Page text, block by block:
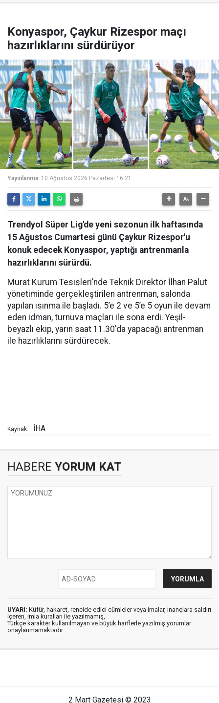
Konyaspor, Çaykur Rizespor maçı
hazırlıklarını sürdürüyor
Yayınlanma: 10 Ağustos 2026 Pazartesi 16:21
Trendyol Süper Lig'de yeni sezonun ilk haftasında
15 Ağustos Cumartesi günü Çaykur Rizespor'u
konuk edecek Konyaspor, yaptığı antrenmanla
hazırlıklarını sürürdü.
Murat Kurum Tesisleri’nde Teknik Direktör İlhan Palut
yönetiminde gerçekleştirilen antrenman, salonda
yapılan ısınma ile başladı. 5’e 2 ve 5’e 5 oyun ile devam
eden idman, turnuva maçları ile sona erdi. Yeşil-
beyazlı ekip, yarın saat 11.30'da yapacağı antrenman
ile hazırlıklarını sürdürecek.
Kaynak: İHA
HABERE YORUM KAT
UYARI: Küfür, hakaret, rencide edici cümleler veya imalar, inançlara saldırı
içeren, imla kuralları ile yazılmamış,
Türkçe karakter kullanılmayan ve büyük harflerle yazılmış yorumlar
onaylanmamaktadır.
2 Mart Gazetesi © 2023